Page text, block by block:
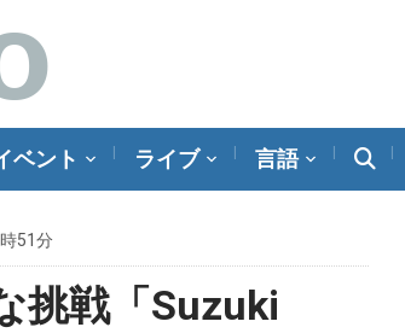
ベント ライブ 言語
51分
挑戦「Suzuki